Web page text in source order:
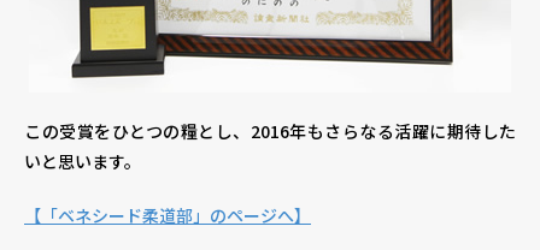
この受賞をひとつの糧とし、2016年もさらなる活躍に期待した
いと思います。
【「ベネシード柔道部」のページへ】